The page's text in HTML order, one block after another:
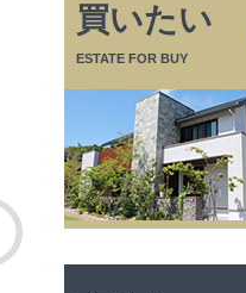
買いたい
ESTATE FOR BUY